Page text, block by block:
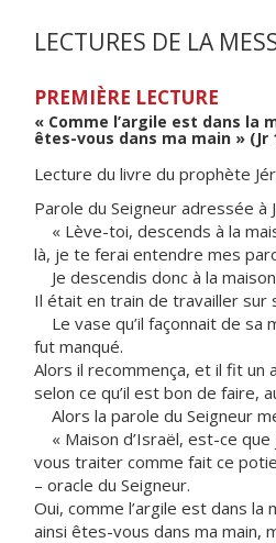
LECTURES DE LA
PREMIÈRE LECTURE
« Comme l’argile est dans la
êtes-vous dans ma main » (Jr
Lecture du livre du prophète
Parole du Seigneur adressée à
« Lève-toi, descends à la
là, je te ferai entendre mes
Je descendis donc à la
Il était en train de travailler sur
Le vase qu’il façonnait de sa
fut manqué.
Alors il recommença, et il fit un
selon ce qu’il est bon de faire,
Alors la parole du Seigneur
« Maison d’Israël, est-ce
vous traiter comme fait ce
– oracle du Seigneur.
Oui, comme l’argile est dans la
ainsi êtes-vous dans ma main,